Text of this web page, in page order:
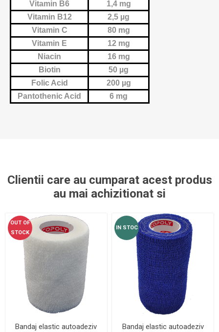
Vitamin B6
1,4 mg
Vitamin B12
2,5 µg
Vitamin C
80 mg
Vitamin E
12 mg
Niacin
16 mg
Biotin
50 µg
Folic Acid
200 µg
Pantothenic Acid
6 mg
Clientii care au cumparat acest produs
au mai achizitionat si
OUT OF
STOCK
Bandaj elastic autoadeziv
IN STOC
Bandaj elastic autoadeziv